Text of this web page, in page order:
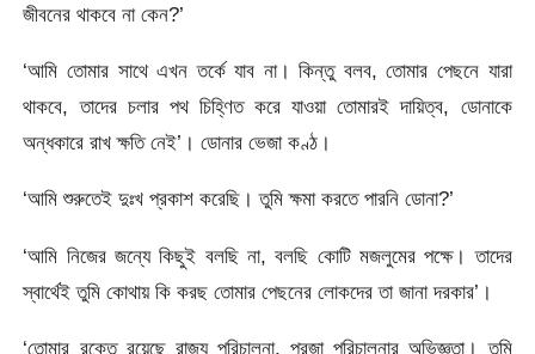
জীবনের থাকবে না কেন?’
‘আমি তোমার সাথে এখন তর্কে যাব না। কিন্তু বলব, তোমার পেছনে যারা
থাকবে, তাদের চলার পথ চিহ্ণিত করে যাওয়া তোমারই দায়িত্ব, ডোনাকে
অন্ধকারে রাখ ক্ষতি নেই’। ডোনার ভেজা কণ্ঠ।
‘আমি শুরুতেই দুঃখ প্রকাশ করেছি। তুমি ক্ষমা করতে পারনি ডোনা?’
‘আমি নিজের জন্যে কিছুই বলছি না, বলছি কোটি মজলুমের পক্ষে। তাদের
স্বার্থেই তুমি কোথায় কি করছ তোমার পেছনের লোকদের তা জানা দরকার’।
‘তোমার রক্তে রয়েছে রাজ্য পরিচালনা, প্রজা পরিচালনার অভিজ্ঞতা। তুমি